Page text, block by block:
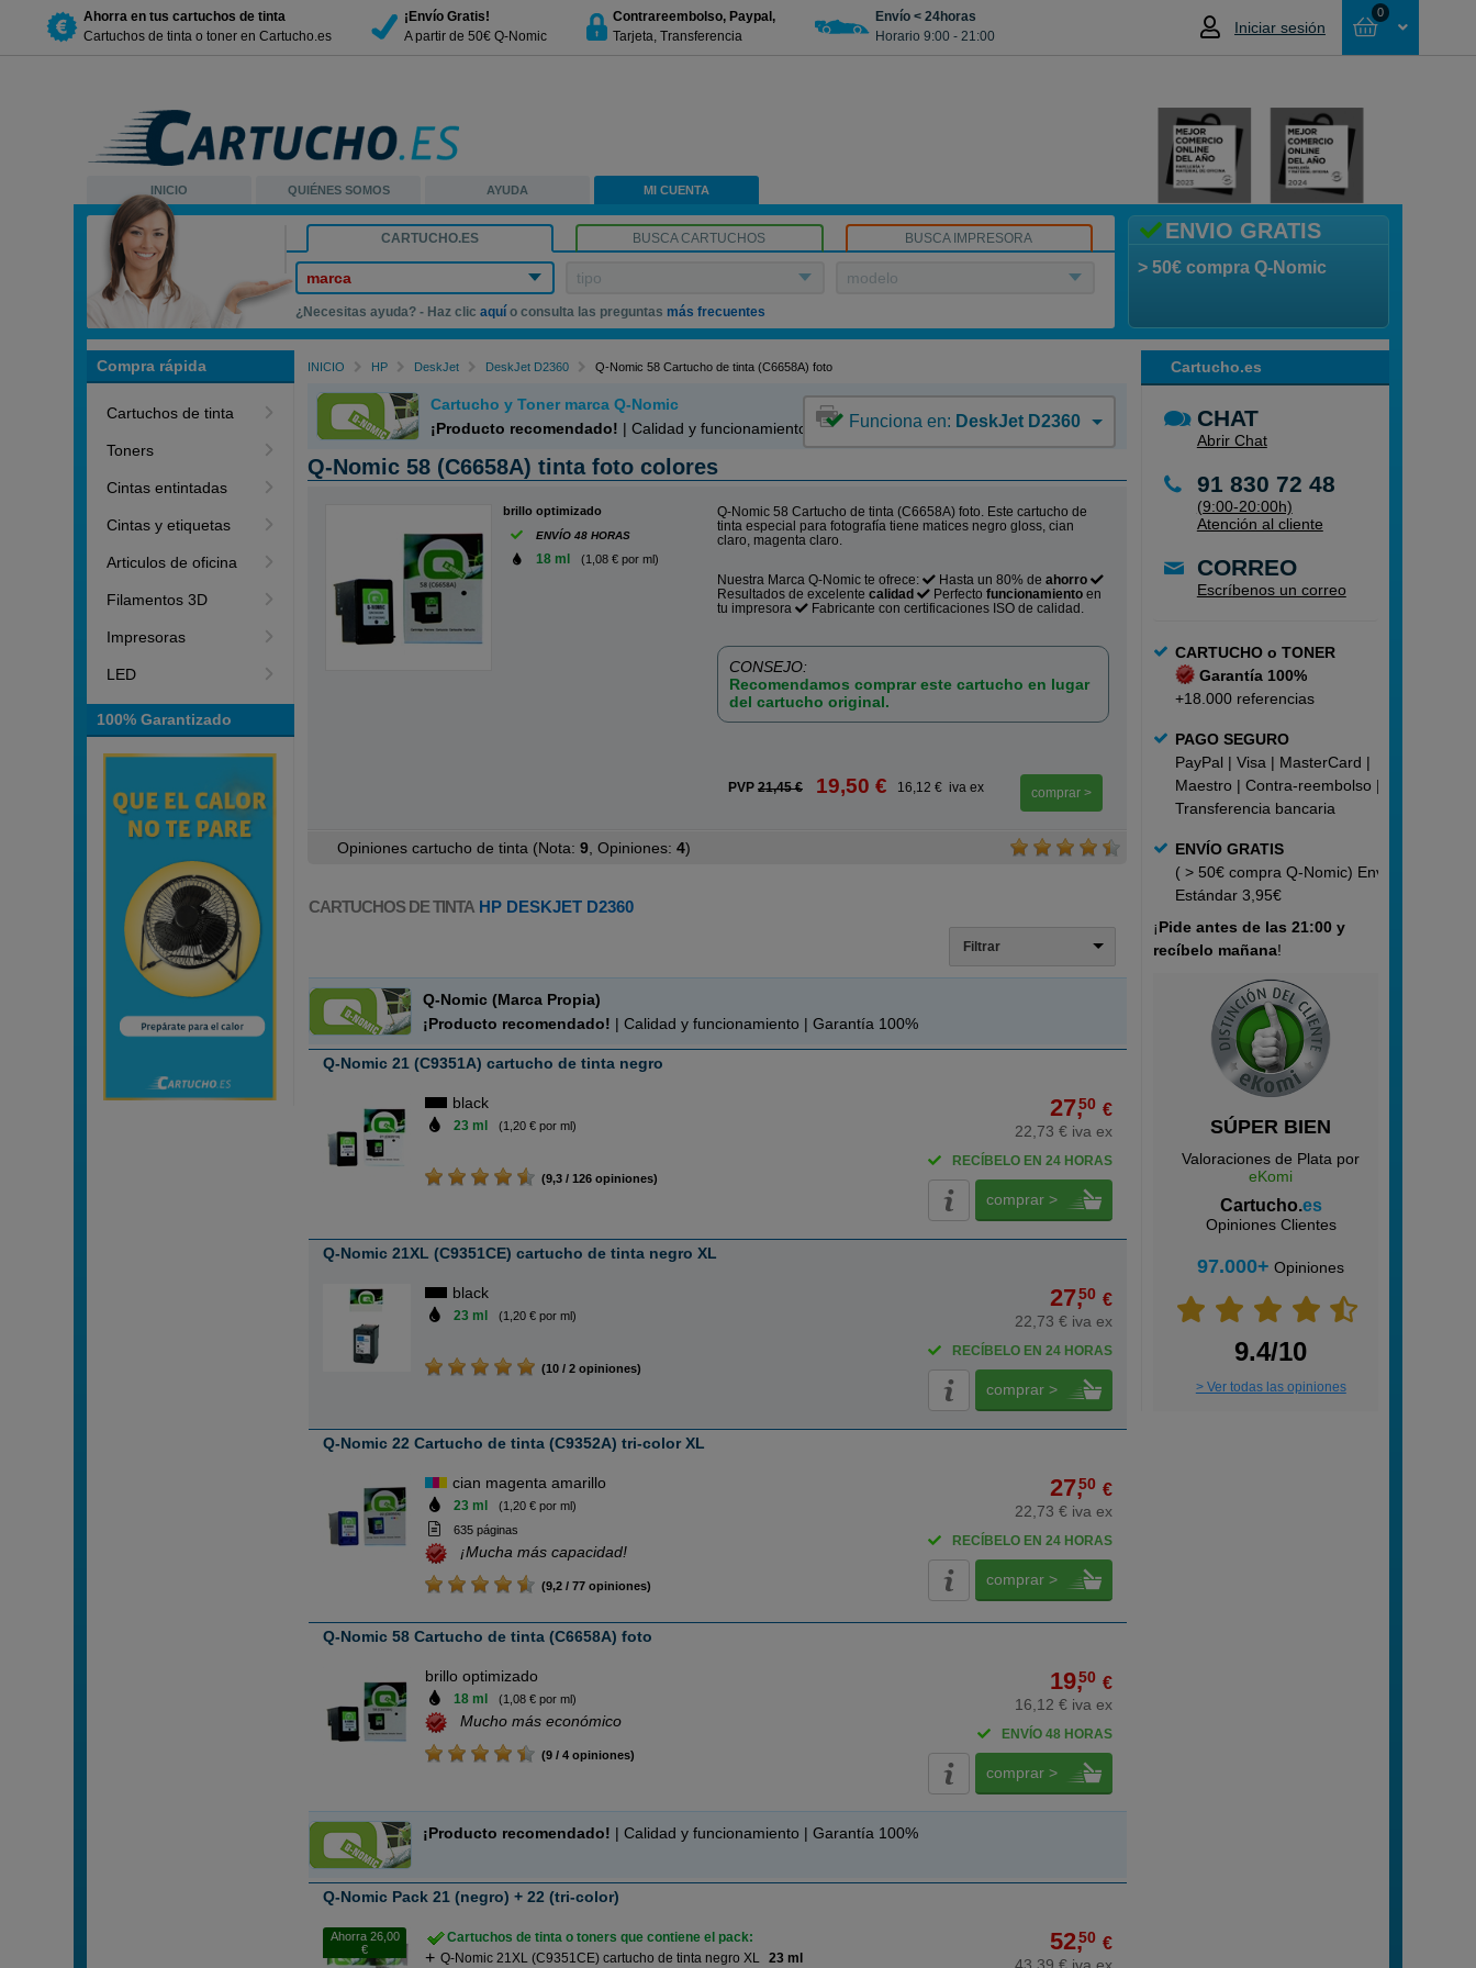
Ahorra en tus cartuchos de tinta
Cartuchos de tinta o toner en Cartucho.es
¡Envío Gratis!
A partir de 50€ Q-Nomic
Contrareembolso, Paypal,
Tarjeta, Transferencia
Envío < 24horas
Horario 9:00 - 21:00
Iniciar sesión
0
NO HAS SELECCIONADO NINGÚN
INICIO QUIÉNES SOMOS AYUDA MI CUENTA
ENVIO GRATIS
> 50€ compra Q-Nomic
CARTUCHO.ES BUSCA CARTUCHOS BUSCA IMPRESORA
marca tipo modelo
¿Necesitas ayuda? - Haz clicaquí o consulta las preguntas más frecuentes
Compra rápida
Cartuchos de tinta
Toners
Cintas entintadas
Cintas y etiquetas
Articulos de oficina
Filamentos 3D
Impresoras
LED
100% Garantizado
Cartucho.es
CHAT
Abrir Chat
91 830 72 48
(9:00-20:00h)
Atención al cliente
CORREO
Escríbenos un correo
CARTUCHO o TONER
Garantía 100%
+18.000 referencias
PAGO SEGURO
PayPal | Visa | MasterCard |
Maestro | Contra-reembolso |
Transferencia bancaria
ENVÍO GRATIS
( > 50€ compra Q-Nomic) Envío
Estándar 3,95€
¡Pide antes de las 21:00 y
recíbelo mañana!
SÚPER BIEN
Valoraciones de Plata por
eKomi
Cartucho.es
Opiniones Clientes
97.000+ Opiniones
9.4/10
> Ver todas las opiniones
INICIO HP DeskJet DeskJet D2360 Q-Nomic 58 Cartucho de tinta (C6658A) foto
Cartucho y Toner marca Q-Nomic
¡Producto recomendado! | Calidad y funcionamiento | Garantía 100%
Funciona en: DeskJet D2360
Q-Nomic 58 (C6658A) tinta foto colores
brillo optimizado
ENVÍO 48 HORAS
18 ml (1,08 € por ml)
Q-Nomic 58 Cartucho de tinta (C6658A) foto. Este cartucho de
tinta especial para fotografía tiene matices negro gloss, cian
claro, magenta claro.
Nuestra Marca Q-Nomic te ofrece: Hasta un 80% de ahorro
Resultados de excelente calidad Perfecto funcionamiento en
tu impresora
Fabricante con certificaciones ISO de calidad.
CONSEJO:
Recomendamos comprar este cartucho en lugar
del cartucho original.
PVP 21,45 € 19,50 € 16,12 € iva ex comprar >
Opiniones cartucho de tinta (Nota:9 , Opiniones: 4)
CARTUCHOS DE TINTA HP DESKJET D2360
Filtrar
Q-Nomic (Marca Propia)
¡Producto recomendado! | Calidad y funcionamiento | Garantía 100%
Q-Nomic 21 (C9351A) cartucho de tinta negro
black
23 ml (1,20 € por ml)
(9,3 / 126 opiniones)
27,50 €
22,73 € iva ex
RECÍBELO EN 24 HORAS
comprar >
Q-Nomic 21XL (C9351CE) cartucho de tinta negro XL
black
23 ml (1,20 € por ml)
(10 / 2 opiniones)
27,50 €
22,73 € iva ex
RECÍBELO EN 24 HORAS
comprar >
Q-Nomic 22 Cartucho de tinta (C9352A) tri-color XL
cian magenta amarillo
23 ml
(1,20 € por ml)
635 páginas
¡Mucha más capacidad!
(9,2 / 77 opiniones)
27,50 €
22,73 € iva ex
RECÍBELO EN 24 HORAS
comprar >
Q-Nomic 58 Cartucho de tinta (C6658A) foto
brillo optimizado
18 ml (1,08 € por ml)
Mucho más económico
(9 / 4 opiniones)
19,50 €
16,12 € iva ex
ENVÍO 48 HORAS
comprar >
¡Producto recomendado! | Calidad y funcionamiento | Garantía 100%
Q-Nomic Pack 21 (negro) + 22 (tri-color)
Ahorra 26,00
€
Cartuchos de tinta o toners que contiene el pack:
Q-Nomic 21XL (C9351CE) cartucho de tinta negro XL 23 ml
52,50 €